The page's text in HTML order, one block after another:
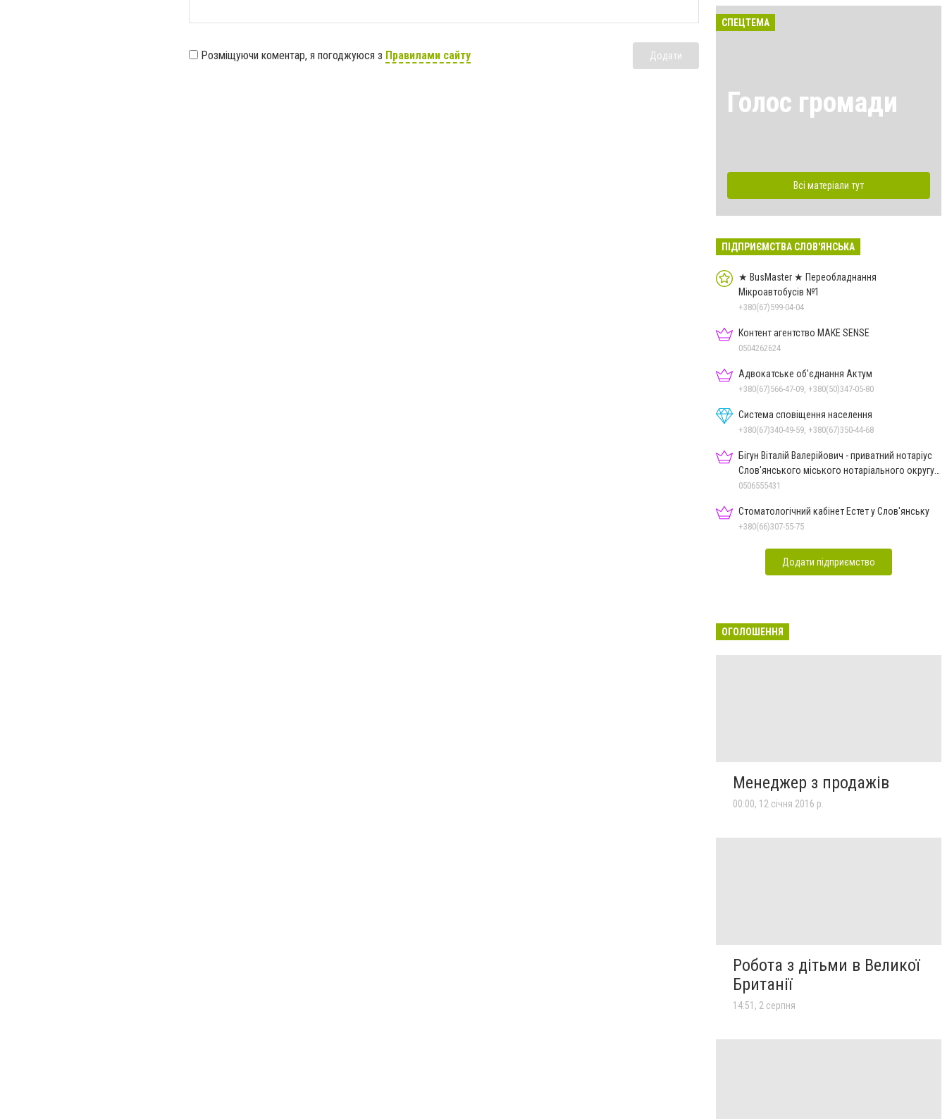
Розміщуючи коментар, я погоджуюся з Правилами сайту Додати
СПЕЦТЕМА
Голос громади
Всі матеріали тут
ПІДПРИЄМСТВА СЛОВ'ЯНСЬКА
★ BusMaster ★ Переобладнання
Мікроавтобусів №1
+380(67)599-04-04
Контент агентство MAKE SENSE
0504262624
Адвокатське об'єднання Актум
+380(67)566-47-09, +380(50)347-05-80
Система сповіщення населення
+380(67)340-49-59, +380(67)350-44-68
Бігун Віталій Валерійович - приватний нотаріус
Слов'янського міського нотаріального округу
Дон.обл.
0506555431
Стоматологічний кабінет Естет у Слов'янську
+380(66)307-55-75
Додати підприємство
ОГОЛОШЕННЯ
Менеджер з продажів
00:00, 12 січня 2016 р.
Робота з дітьми в Великої
Британії
14:51, 2 серпня